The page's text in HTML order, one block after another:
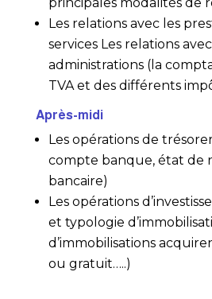
Les relations avec les
services Les relations
administrations (la
TVA et des différents
Après-midi
Les opérations de
compte banque, état de
bancaire)
Les opérations
et typologie
d’immobilisations
ou gratuit…..)